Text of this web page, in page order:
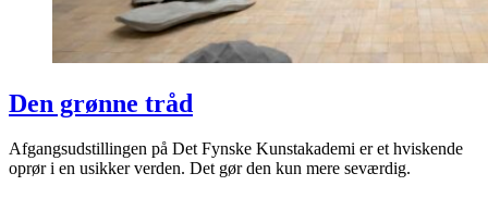
Den grønne tråd
Afgangsudstillingen på Det Fynske Kunstakademi er et hviskende
oprør i en usikker verden. Det gør den kun mere seværdig.